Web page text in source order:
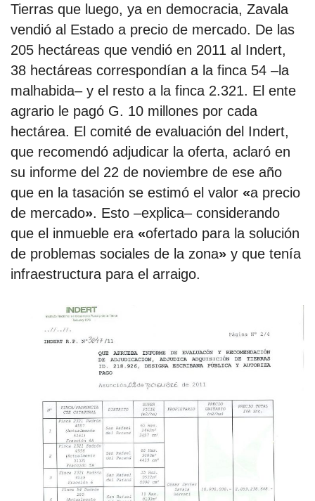
Tierras que luego, ya en democracia, Zavala
vendió al Estado a precio de mercado. De las
205 hectáreas que vendió en 2011 al Indert,
38 hectáreas correspondían a la finca 54 –la
malhabida– y el resto a la finca 2.321. El ente
agrario le pagó G. 10 millones por cada
hectárea. El comité de evaluación del Indert,
que recomendó adjudicar la oferta, aclaró en
su informe del 22 de noviembre de ese año
que en la tasación se estimó el valor «a precio
de mercado». Esto –explica– considerando
que el inmueble era «ofertado para la solución
de problemas sociales de la zona» y que tenía
infraestructura para el arraigo.